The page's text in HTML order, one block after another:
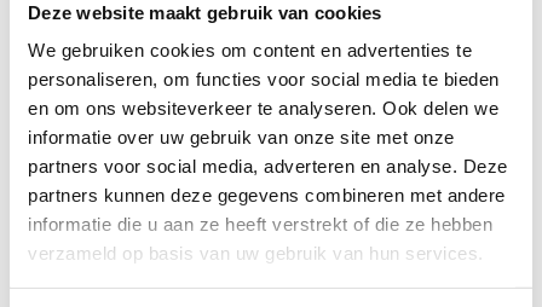
Deze website maakt gebruik van cookies
We gebruiken cookies om content en advertenties te
personaliseren, om functies voor social media te bieden
en om ons websiteverkeer te analyseren. Ook delen we
informatie over uw gebruik van onze site met onze
partners voor social media, adverteren en analyse. Deze
partners kunnen deze gegevens combineren met andere
informatie die u aan ze heeft verstrekt of die ze hebben
verzameld op basis van uw gebruik van hun services.
Je kunt pas sturen op mobiliteit als je weet wat er speelt.
Binnen hetATS systeem leg je niet alleen sollicitaties vast,
maar ook ambities, interesses en ontwikkelrichtingen van
medewerkers. Daardoor ontstaat een compleet overzicht
van het interne talent binnen je organisatie.
Met TSF breng je dit samen:
Leg interesses en ontwikkelwensen vast
Koppel medewerkers aan mogelijke richtingen
Houd overzicht in beschikbare interne talenten
Signaleer wie klaar is voor een volgende stap